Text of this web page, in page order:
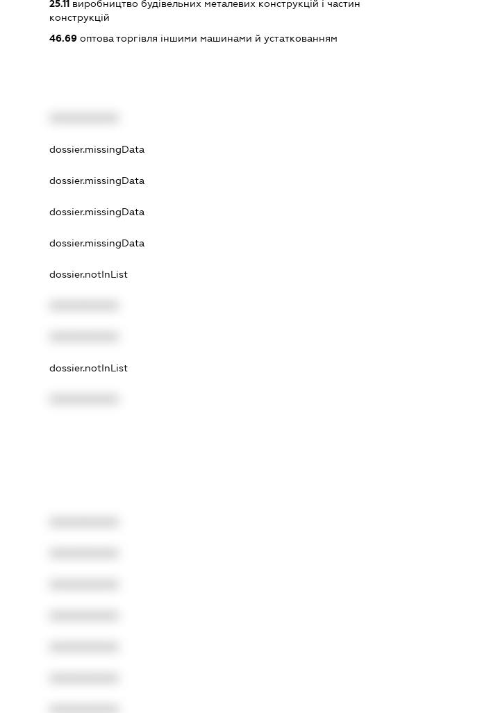
25.11виробництво будівельних металевих конструкцій і частин
конструкцій
46.69оптова торгівля іншими машинами й устаткованням
dossier.missingData
dossier.missingData
dossier.missingData
dossier.missingData
dossier.notInList
dossier.notInList